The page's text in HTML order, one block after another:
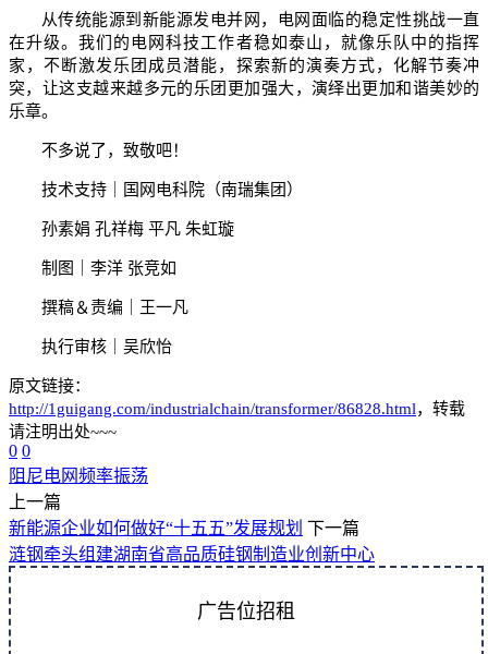
从传统能源到新能源发电并网，电网面临的稳定性挑战一直
在升级。我们的电网科技工作者稳如泰山，就像乐队中的指挥
家，不断激发乐团成员潜能，探索新的演奏方式，化解节奏冲
突，让这支越来越多元的乐团更加强大，演绎出更加和谐美妙的
乐章。
不多说了，致敬吧！
技术支持｜国网电科院（南瑞集团）
孙素娟 孔祥梅 平凡 朱虹璇
制图｜李洋 张竞如
撰稿＆责编｜王一凡
执行审核｜吴欣怡
原文链接：
http://1guigang.com/industrialchain/transformer/86828.html，转载
请注明出处~~~
0 0
阻尼电网频率振荡
上一篇
新能源企业如何做好“十五五”发展规划 下一篇
涟钢牵头组建湖南省高品质硅钢制造业创新中心
广告位招租